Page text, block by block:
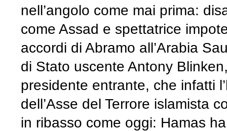
nell’angolo come mai prima:
come Assad e spettatrice
accordi di Abramo all’Arabia
di Stato uscente Antony
presidente entrante, che infatti
dell’Asse del Terrore islamista
in ribasso come oggi: Hamas